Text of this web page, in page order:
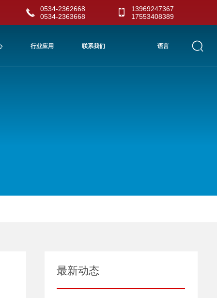
0534-2362668
0534-2363668
13969247367
17553408389
行业应用 联系我们 语言
最新动态